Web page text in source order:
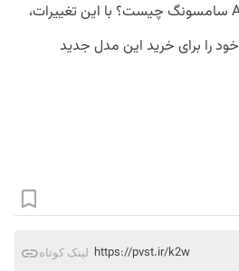
نظر شما درمورد گلکسی A56 سامسونگ چیست؟ با این تغییرات،
آیا حاضرید که گلکسی A55 خود را برای خرید این مدل جدید
لینک کوتاه https://pvst.ir/k2w